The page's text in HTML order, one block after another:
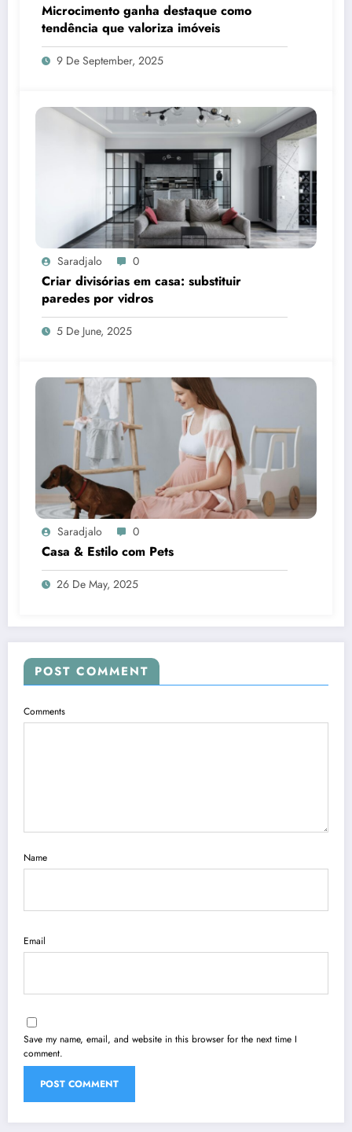
Microcimento ganha destaque como
tendência que valoriza imóveis
9 De September, 2025
Saradjalo 0
Criar divisórias em casa: substituir
paredes por vidros
5 De June, 2025
Saradjalo 0
Casa & Estilo com Pets
26 De May, 2025
POST COMMENT
Comments
Name
Email
Save my name, email, and website in this browser for the next time I
comment.